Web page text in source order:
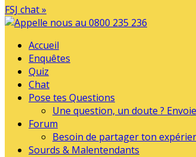
FSJ chat »
Accueil
Enquêtes
Quiz
Chat
Pose tes Questions
Une question, un doute ?
Forum
Besoin de partager ton
Sourds & Malentendants